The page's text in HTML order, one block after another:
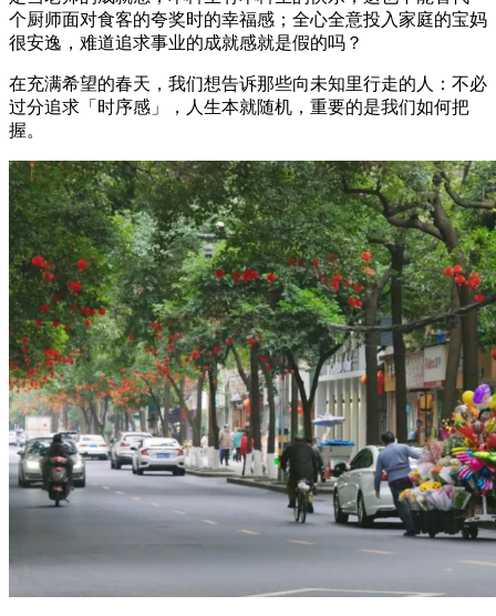
个厨师面对食客的夸奖时的幸福感；全心全意投入家庭的宝妈
很安逸，难道追求事业的成就感就是假的吗？
在充满希望的春天，我们想告诉那些向未知里行走的人：不必
过分追求「时序感」，人生本就随机，重要的是我们如何把
握。